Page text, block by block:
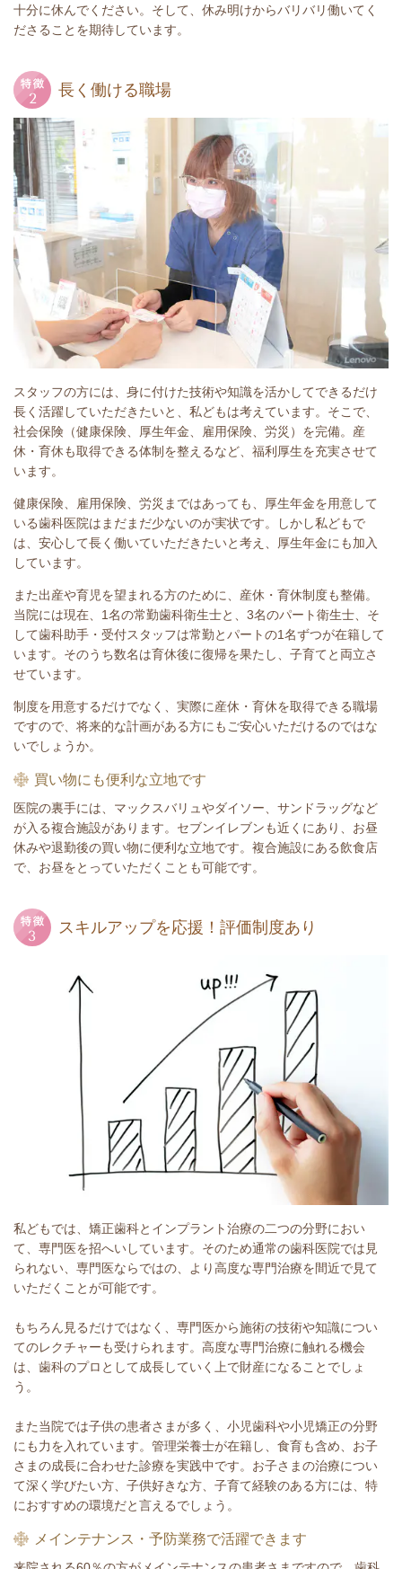
十分に休んでください。そして、休み明けからバリバリ働いてく
ださることを期待しています。
長く働ける職場
スタッフの方には、身に付けた技術や知識を活かしてできるだけ
長く活躍していただきたいと、私どもは考えています。そこで、
社会保険（健康保険、厚生年金、雇用保険、労災）を完備。産
休・育休も取得できる体制を整えるなど、福利厚生を充実させて
います。
健康保険、雇用保険、労災まではあっても、厚生年金を用意して
いる歯科医院はまだまだ少ないのが実状です。しかし私どもで
は、安心して長く働いていただきたいと考え、厚生年金にも加入
しています。
また出産や育児を望まれる方のために、産休・育休制度も整備。
当院には現在、1名の常勤歯科衛生士と、3名のパート衛生士、そ
して歯科助手・受付スタッフは常勤とパートの1名ずつが在籍して
います。そのうち数名は育休後に復帰を果たし、子育てと両立さ
せています。
制度を用意するだけでなく、実際に産休・育休を取得できる職場
ですので、将来的な計画がある方にもご安心いただけるのではな
いでしょうか。
買い物にも便利な立地です
医院の裏手には、マックスバリュやダイソー、サンドラッグなど
が入る複合施設があります。セブンイレブンも近くにあり、お昼
休みや退勤後の買い物に便利な立地です。複合施設にある飲食店
で、お昼をとっていただくことも可能です。
スキルアップを応援！ 評価制度あり
私どもでは、矯正歯科とインプラント治療の二つの分野におい
て、専門医を招へいしています。そのため通常の歯科医院では見
られない、専門医ならではの、より高度な専門治療を間近で見て
いただくことが可能です。
もちろん見るだけではなく、専門医から施術の技術や知識につい
てのレクチャーも受けられます。高度な専門治療に触れる機会
は、歯科のプロとして成長していく上で財産になることでしょ
う。
また当院では子供の患者さまが多く、小児歯科や小児矯正の分野
にも力を入れています。管理栄養士が在籍し、食育も含め、お子
さまの成長に合わせた診療を実践中です。お子さまの治療につい
て深く学びたい方、子供好きな方、子育て経験のある方には、特
におすすめの環境だと言えるでしょう。
メインテナンス・予防業務で活躍できます